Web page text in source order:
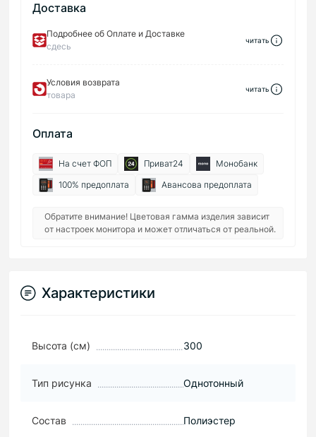
Доставка
Подробнее об Оплате и Доставке
сдесь
читать
Условия возврата
товара
читать
Оплата
На счет ФОП Приват24
Монобанк
100% предоплата
Авансова предоплата
Обратите внимание! Цветовая гамма изделия зависит
от настроек монитора и может отличаться от реальной.
Характеристики
Высота (см) 300
Тип рисунка Однотонный
Состав Полиэстер